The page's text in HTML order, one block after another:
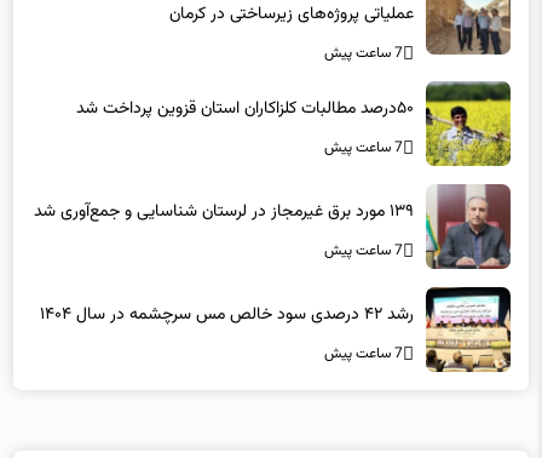
عملیاتی پروژه‌های زیرساختی در کرمان
7 ساعت پیش
۵۰درصد مطالبات کلزاکاران استان قزوین پرداخت شد
7 ساعت پیش
۱۳۹ مورد برق غیرمجاز در لرستان شناسایی و جمع‌آوری شد
7 ساعت پیش
رشد ۴۲ درصدی سود خالص مس سرچشمه در سال ۱۴۰۴
7 ساعت پیش